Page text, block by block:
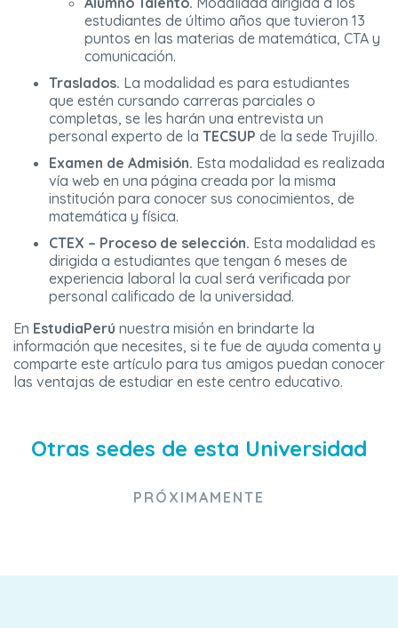
estudiantes de último años que tuvieron 13
puntos en las materias de matemática, CTA y
comunicación.
Traslados. La modalidad es para estudiantes
que estén cursando carreras parciales o
completas, se les harán una entrevista un
personal experto de la TECSUP de la sede Trujillo.
Examen de Admisión. Esta modalidad es realizada
vía web en una página creada por la misma
institución para conocer sus conocimientos, de
matemática y física.
CTEX – Proceso de selección. Esta modalidad es
dirigida a estudiantes que tengan 6 meses de
experiencia laboral la cual será verificada por
personal calificado de la universidad.
En EstudiaPerú nuestra misión en brindarte la
información que necesites, si te fue de ayuda comenta y
comparte este artículo para tus amigos puedan conocer
las ventajas de estudiar en este centro educativo.
Otras sedes de esta Universidad
PRÓXIMAMENTE